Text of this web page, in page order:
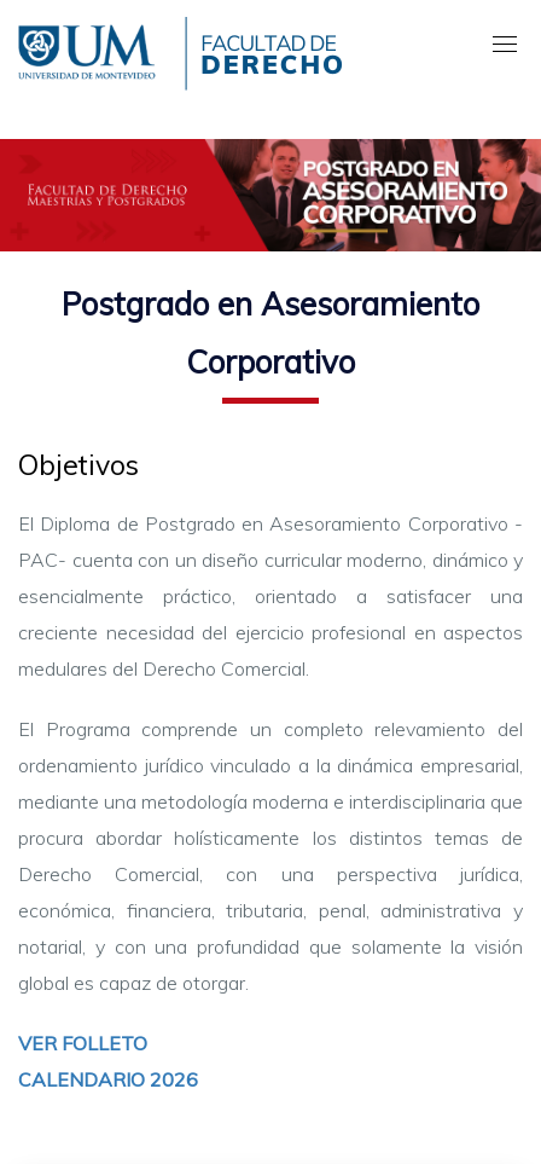
contenido
principal
Postgrado en Asesoramiento
Corporativo
Objetivos
El Diploma de Postgrado en Asesoramiento Corporativo -
PAC- cuenta con un diseño curricular moderno, dinámico y
esencialmente práctico, orientado a satisfacer una
creciente necesidad del ejercicio profesional en aspectos
medulares del Derecho Comercial.
El Programa comprende un completo relevamiento del
ordenamiento jurídico vinculado a la dinámica empresarial,
mediante una metodología moderna e interdisciplinaria que
procura abordar holísticamente los distintos temas de
Derecho Comercial, con una perspectiva jurídica,
económica, financiera, tributaria, penal, administrativa y
notarial, y con una profundidad que solamente la visión
global es capaz de otorgar.
VER FOLLETO
CALENDARIO 2026